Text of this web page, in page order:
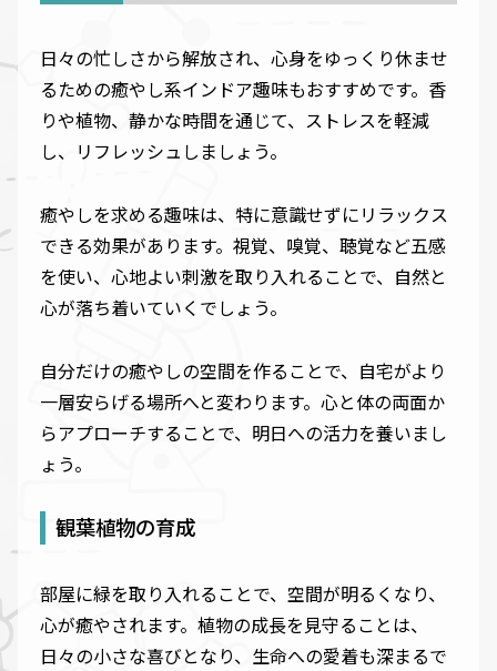
日々の忙しさから解放され、心身をゆっくり休ませ
るための癒やし系インドア趣味もおすすめです。香
りや植物、静かな時間を通じて、ストレスを軽減
し、リフレッシュしましょう。
癒やしを求める趣味は、特に意識せずにリラックス
できる効果があります。視覚、嗅覚、聴覚など五感
を使い、心地よい刺激を取り入れることで、自然と
心が落ち着いていくでしょう。
自分だけの癒やしの空間を作ることで、自宅がより
一層安らげる場所へと変わります。心と体の両面か
らアプローチすることで、明日への活力を養いまし
ょう。
観葉植物の育成
部屋に緑を取り入れることで、空間が明るくなり、
心が癒やされます。植物の成長を見守ることは、
日々の小さな喜びとなり、生命への愛着も深まるで